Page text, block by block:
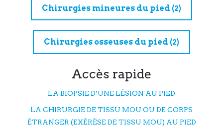
Chirurgies mineures du pied (2)
Chirurgies osseuses du pied (2)
Accès rapide
LA BIOPSIE D’UNE LÉSION AU PIED
LA CHIRURGIE DE TISSU MOU OU DE CORPS
ÉTRANGER (EXÉRÈSE DE TISSU MOU) AU PIED